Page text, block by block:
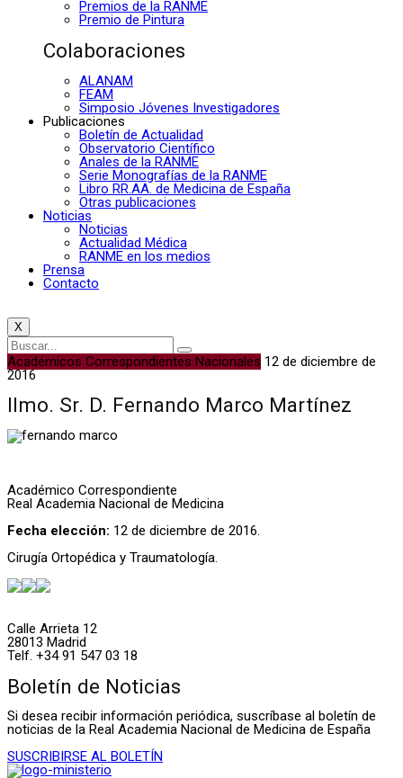
Premios de la RANME
Premio de Pintura
Colaboraciones
ALANAM
FEAM
Simposio Jóvenes Investigadores
Publicaciones
Boletín de Actualidad
Observatorio Científico
Anales de la RANME
Serie Monografías de la RANME
Libro RR.AA. de Medicina de España
Otras publicaciones
Noticias
Noticias
Actualidad Médica
RANME en los medios
Prensa
Contacto
X
Académicos Correspondientes Nacionales 12 de diciembre de
2016
Ilmo. Sr. D. Fernando Marco Martínez
Académico Correspondiente
Real Academia Nacional de Medicina
Fecha elección: 12 de diciembre de 2016.
Cirugía Ortopédica y Traumatología.
Calle Arrieta 12
28013 Madrid
Telf. +34 91 547 03 18
Boletín de Noticias
Si desea recibir información periódica, suscríbase al boletín de
noticias de la Real Academia Nacional de Medicina de España
SUSCRIBIRSE AL BOLETÍN